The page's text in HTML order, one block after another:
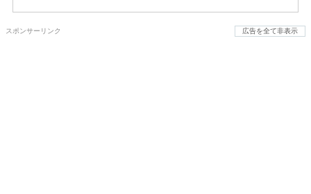
スポンサーリンク 広告を全て非表示